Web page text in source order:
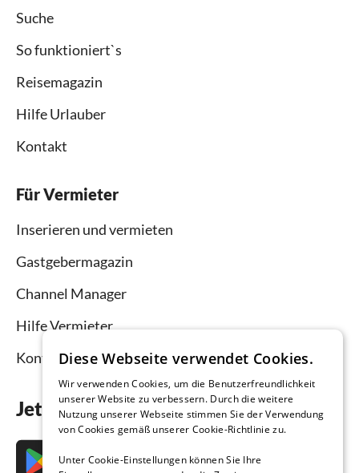
Suche
So funktioniert`s
Reisemagazin
Hilfe Urlauber
Kontakt
Für Vermieter
Inserieren und vermieten
Gastgebermagazin
Channel Manager
Hilfe Vermieter
Kontakt
Jetzt die App downloaden
Diese Webseite verwendet Cookies.
Wir verwenden Cookies, um die Benutzerfreundlichkeit
unserer Website zu verbessern. Durch die weitere
Nutzung unserer Webseite stimmen Sie der Verwendung
von Cookies gemäß unserer Cookie-Richtlinie zu.
Unter Cookie-Einstellungen können Sie Ihre